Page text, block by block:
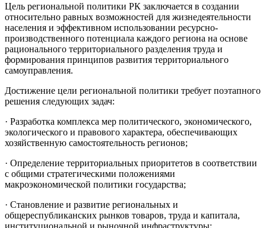
Цель региональной политики РК заключается в создании
относительно равных возможностей для жизнедеятельности
населения и эффективном использовании ресурсно-
производственного потенциала каждого региона на основе
рационального территориального разделения труда и
формирования принципов развития территориального
самоуправления.
Достижение цели региональной политики требует поэтапного
решения следующих задач:
· Разработка комплекса мер политического, экономического,
экологического и правового характера, обеспечивающих
хозяйственную самостоятельность регионов;
· Определение территориальных приоритетов в соответствии
с общими стратегическими положениями
макроэкономической политики государства;
· Становление и развитие региональных и
общереспубликанских рынков товаров, труда и капитала,
институциональной и рыночной инфраструктуры;